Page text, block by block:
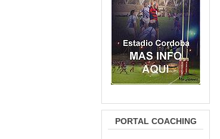
PORTAL COACHING